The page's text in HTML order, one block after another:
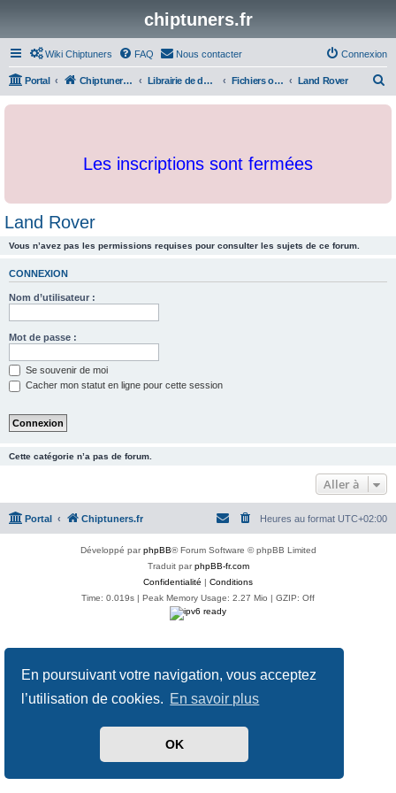
En poursuivant votre navigation, vous acceptez
l’utilisation de cookies. En savoir plus
OK
chiptuners.fr
Wiki Chiptuners FAQ Nous contacter Connexion
Portal Chiptuners.fr Librairie de documents et originaux Fichiers originaux Land Rover
c
Les inscriptions sont fermées
Land Rover
Vous n’avez pas les permissions requises pour consulter les sujets de ce forum.
CONNEXION
Nom d’utilisateur :
Mot de passe :
Se souvenir de moi
Cacher mon statut en ligne pour cette session
Cette catégorie n’a pas de forum.
Aller à
Portal Chiptuners.fr Heures au format UTC+02:00
Développé parphpBB® Forum Software © phpBB Limited
Traduit parphpBB-fr.com
Confidentialité | Conditions
Time: 0.019s | Peak Memory Usage: 2.27 Mio | GZIP: Off